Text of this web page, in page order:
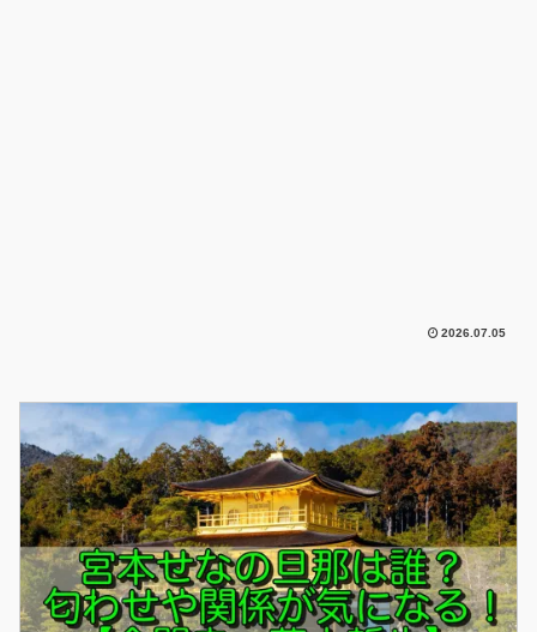
2026.07.05